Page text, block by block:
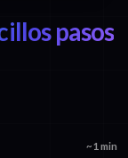
pasos
~1 min